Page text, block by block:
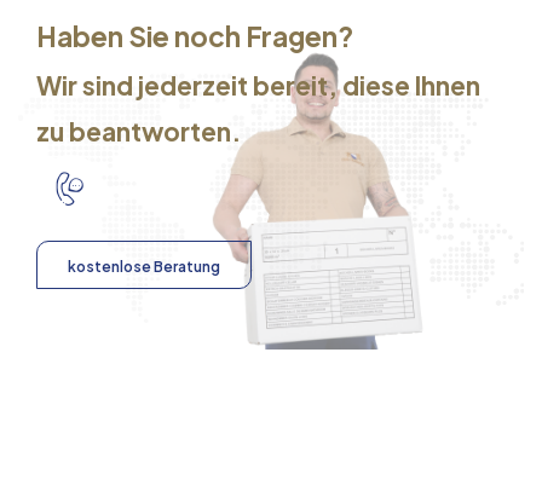
Haben Sie noch Fragen?
Wir sind jederzeit bereit, diese Ihnen
zu beantworten.
kostenlose Beratung